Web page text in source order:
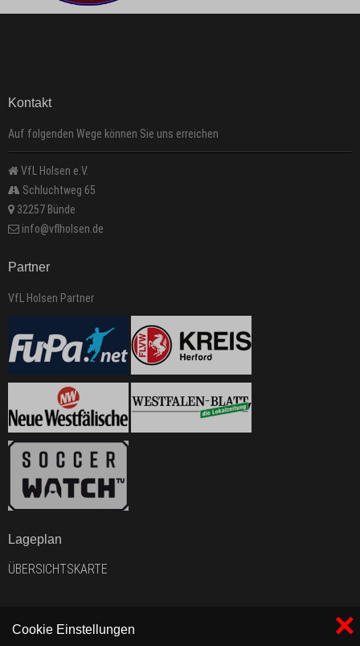
×
Cookie Einstellungen
Kontakt
Auf folgenden Wege können Sie uns erreichen
VfL Holsen e.V.
Schluchtweg 65
32257 Bünde
info@vflholsen.de
Partner
VfL Holsen Partner
Lageplan
ÜBERSICHTSKARTE